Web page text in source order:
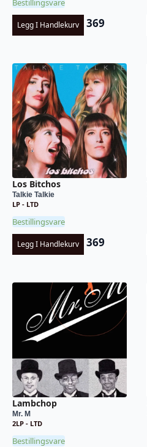
Bestillingsvare
Legg I Handlekurv 369
Los Bitchos
Talkie Talkie
LP - LTD
Bestillingsvare
Legg I Handlekurv 369
Lambchop
Mr. M
2LP - LTD
Bestillingsvare